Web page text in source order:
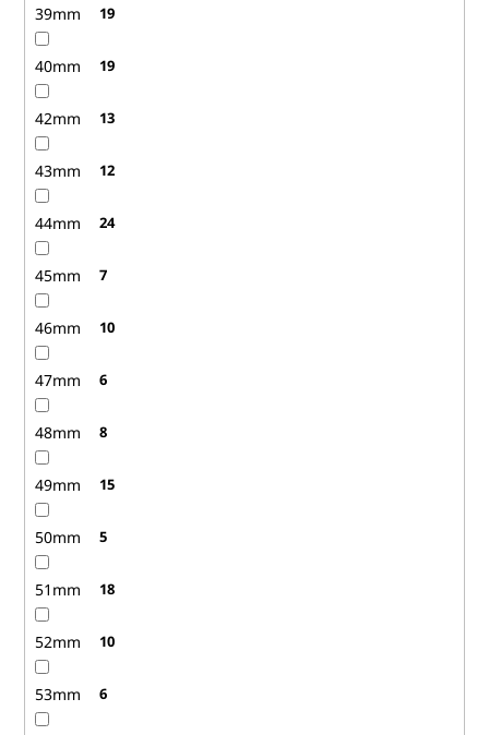
39mm 19
40mm 19
42mm 13
43mm 12
44mm 24
45mm 7
46mm 10
47mm 6
48mm 8
49mm 15
50mm 5
51mm 18
52mm 10
53mm 6